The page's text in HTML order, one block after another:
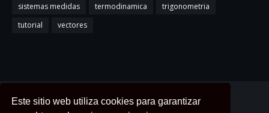
Este sitio web utiliza cookies para garantizar
sistemas medidas
termodinamica
trigonometria
tutorial
vectores
Home About Contact Us